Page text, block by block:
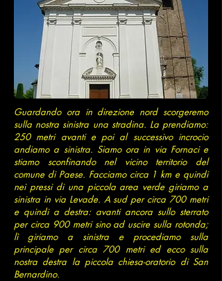
Guardando ora in direzione nord scorgeremo
sulla nostra sinistra una stradina. La prendiamo:
250 metri avanti e poi al successivo incrocio
andiamo a sinistra. Siamo ora in via Fornaci e
stiamo sconfinando nel vicino territorio del
comune di Paese. Facciamo circa 1 km e quindi
nei pressi di una piccola area verde giriamo a
sinistra in via Levade. A sud per circa 700 metri
e quindi a destra: avanti ancora sullo sterrato
per circa 900 metri sino ad uscire sulla rotonda;
lì giriamo a sinistra e procediamo sulla
principale per circa 700 metri ed ecco sulla
nostra destra la piccola chiesa-oratorio di San
Bernardino.